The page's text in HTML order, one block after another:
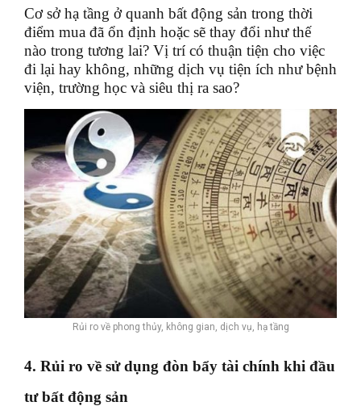
Cơ sở hạ tầng ở quanh bất động sản trong thời
điểm mua đã ổn định hoặc sẽ thay đổi như thế
nào trong tương lai? Vị trí có thuận tiện cho việc
đi lại hay không, những dịch vụ tiện ích như bệnh
viện, trường học và siêu thị ra sao?
Rủi ro về phong thủy, không gian, dịch vụ, hạ tầng
4. Rủi ro về sử dụng đòn bẩy tài chính khi đầu
tư bất động sản